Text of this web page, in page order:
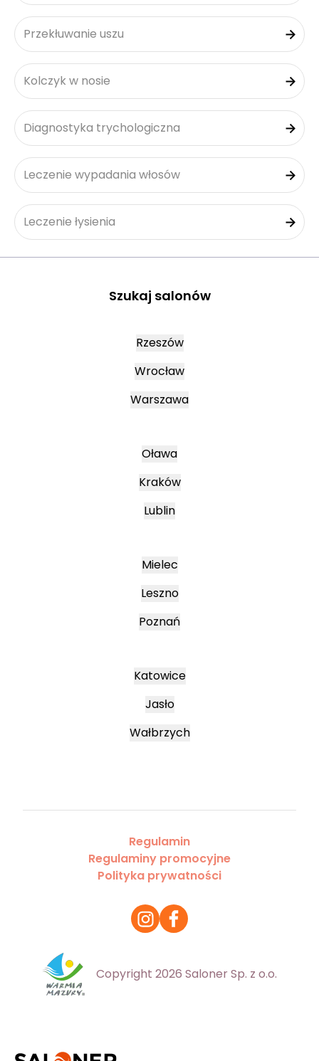
Przekłuwanie uszu
Kolczyk w nosie
Diagnostyka trychologiczna
Leczenie wypadania włosów
Leczenie łysienia
Szukaj salonów
Rzeszów
Wrocław
Warszawa
Oława
Kraków
Lublin
Mielec
Leszno
Poznań
Katowice
Jasło
Wałbrzych
Regulamin
Regulaminy promocyjne
Polityka prywatności
Copyright 2026 Saloner Sp. z o.o.